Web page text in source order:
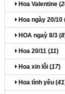
Hoa Valentine (
Hoa ngày 20/10
HOA ngaỳ 8/3 (8
Hoa 20/11 (11)
Hoa xin lỗi (17)
Hoa tình yêu (41